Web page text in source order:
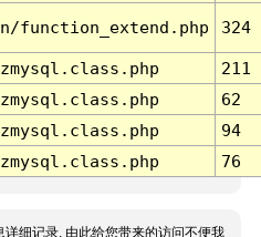
function_extend.php 324
211
62
94
76
详细记录, 由此给您带来的访问不便我